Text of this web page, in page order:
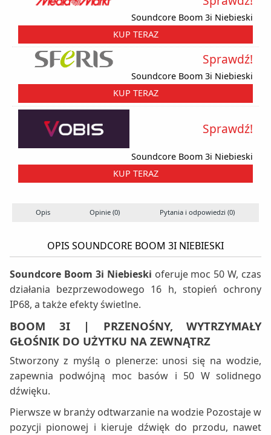
Soundcore Boom 3i Niebieski
KUP TERAZ
Soundcore Boom 3i Niebieski
Sprawdź!
KUP TERAZ
Soundcore Boom 3i Niebieski
Sprawdź!
KUP TERAZ
Opis Opinie (0) Pytania i odpowiedzi (0)
OPIS SOUNDCORE BOOM 3I NIEBIESKI
Soundcore Boom 3i Niebieski oferuje moc 50 W, czas
działania bezprzewodowego 16 h, stopień ochrony
IP68, a także efekty świetlne.
BOOM 3I | PRZENOŚNY, WYTRZYMAŁY
GŁOŚNIK DO UŻYTKU NA ZEWNĄTRZ
Stworzony z myślą o plenerze: unosi się na wodzie,
zapewnia podwójną moc basów i 50 W solidnego
dźwięku.
Pierwsze w branży odtwarzanie na wodzie Pozostaje w
pozycji pionowej i kieruje dźwięk do przodu, nawet